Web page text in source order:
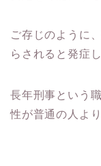
ご存じのように
らされると発症
長年刑事という
性が普通の人よ